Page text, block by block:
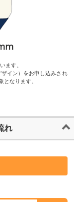
ます。
イン）をお申し込みされ
となります。
れ